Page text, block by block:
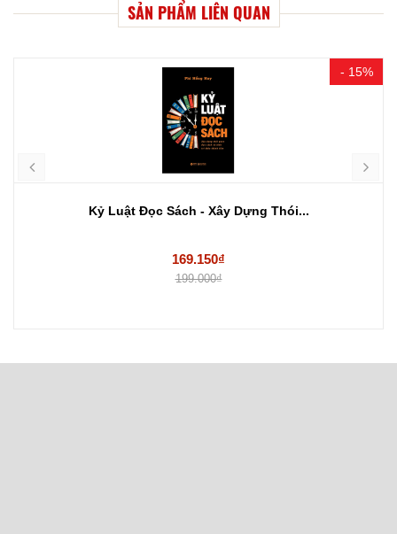
SẢN PHẨM LIÊN QUAN
- 15%
Kỷ Luật Đọc Sách - Xây Dựng Thói...
169.150₫
199.000₫